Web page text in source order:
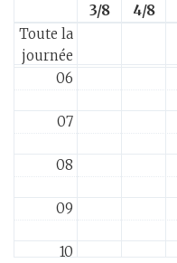
3/8
4/8
Toute la
journée
05
06
07
08
09
10